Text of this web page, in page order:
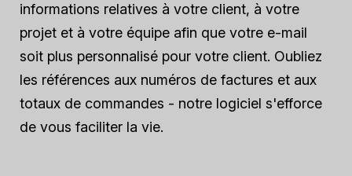
informations relatives à votre client, à votre
projet et à votre équipe afin que votre e-mail
soit plus personnalisé pour votre client. Oubliez
les références aux numéros de factures et aux
totaux de commandes - notre logiciel s'efforce
de vous faciliter la vie.